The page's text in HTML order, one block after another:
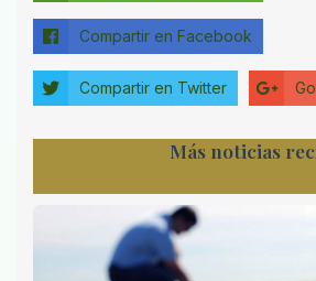
Compartir en Facebook
Compartir en Twitter
Más noticias